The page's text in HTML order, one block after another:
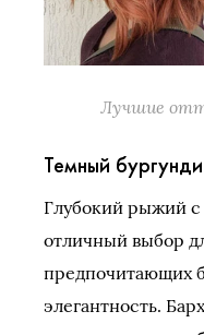
Лучшие
Темный бургунди
Глубокий рыжий
отличный выбор
предпочитающих
элегантность.